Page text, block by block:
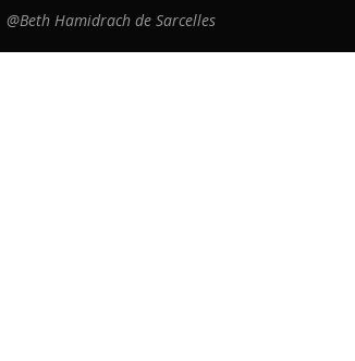
@Beth Hamidrach de Sarcelles